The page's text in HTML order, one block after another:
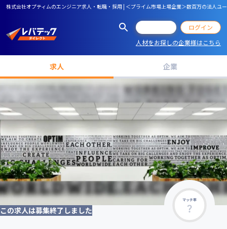
株式会社オプティムのエンジニア求人・転職・採用 | ＜プライム市場上場企業＞数百万の法人
ログイン
人材をお探しの企業様はこちら
求人 企業
マッチ率
この求人は募集終了しました